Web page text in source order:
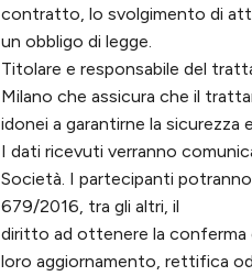
contratto, lo svolgimento di
un obbligo di legge.
Titolare e responsabile del
Milano che assicura che il
idonei a garantirne la sicurezza
I dati ricevuti verranno
Società. I partecipanti
679/2016, tra gli altri, il
diritto ad ottenere la conferma
loro aggiornamento, rettifica